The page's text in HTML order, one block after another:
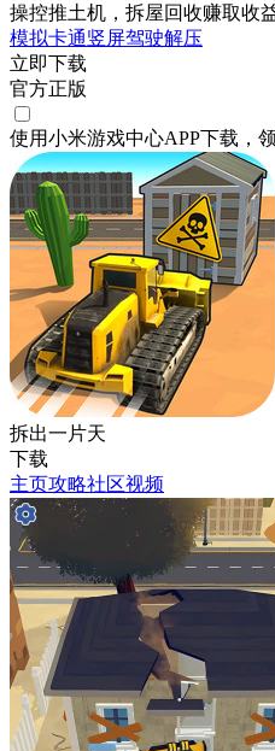
操控推土机，拆屋回收赚取收
模拟卡通竖屏驾驶解压
立即下载
官方正版
使用小米游戏中心APP下载 ，
拆出一片天
下载
主页攻略社区视频